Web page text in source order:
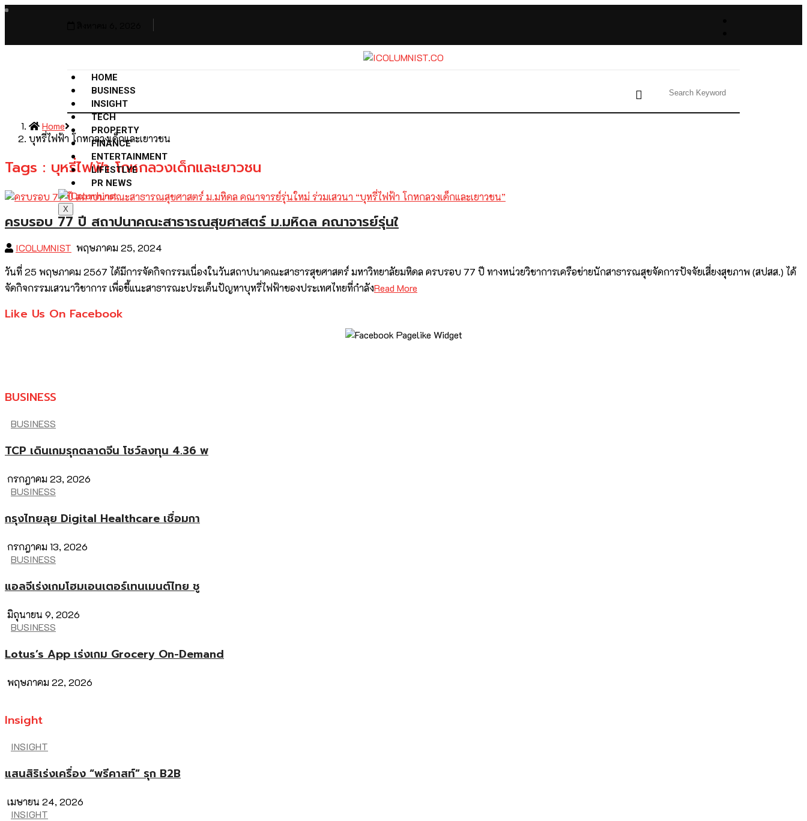
HOME
BUSINESS
INSIGHT
TECH
PROPERTY
FINANCE
ENTERTAINMENT
LIFESTLYE
PR NEWS
X
Home
บุหรี่ไฟฟ้า โกหกลวงเด็กและเยาวชน
Tags : บุหรี่ไฟฟ้า โกหกลวงเด็กและเยาวชน
ครบรอบ 77 ปี สถาปนาคณะสาธารณสุขศาสตร์ ม.มหิดล คณาจารย์รุ่นใ
ICOLUMNIST พฤษภาคม 25, 2024
วันที่ 25 พฤษภาคม 2567 ได้มีการจัดกิจกรรมเนื่องในวันสถาปนาคณะสาธารสุขศาสตร์ มหาวิทยาลัยมหิดล ครบรอบ 77 ปี ทางหน่วยวิชาการเครือข่ายนักสาธารณสุขจัดการปัจจัยเสี่ยงสุขภาพ (สปสส.) ได้
จัดกิจกรรมเสวนาวิชาการ เพื่อชี้แนะสาธารณะประเด็นปัญหาบุหรี่ไฟฟ้าของประเทศไทยที่กำลังRead More
Like Us On Facebook
BUSINESS
BUSINESS
TCP เดินเกมรุกตลาดจีน โชว์ลงทุน 4.36 พ
กรกฎาคม 23, 2026
BUSINESS
กรุงไทยลุย Digital Healthcare เชื่อมกา
กรกฎาคม 13, 2026
BUSINESS
แอลจีเร่งเกมโฮมเอนเตอร์เทนเมนต์ไทย ชู
มิถุนายน 9, 2026
BUSINESS
Lotus’s App เร่งเกม Grocery On-Demand
พฤษภาคม 22, 2026
Insight
INSIGHT
แสนสิริเร่งเครื่อง “พรีคาสท์” รุก B2B
เมษายน 24, 2026
INSIGHT